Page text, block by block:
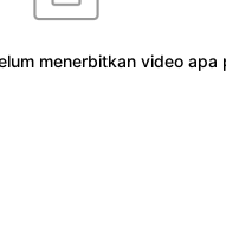
menerbitkan video apa